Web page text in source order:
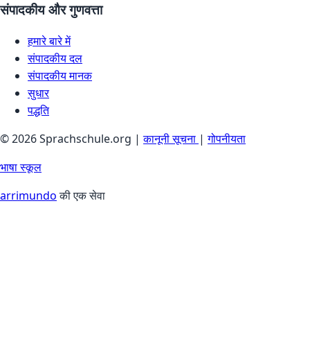
संपादकीय और गुणवत्ता
हमारे बारे में
संपादकीय दल
संपादकीय मानक
सुधार
पद्धति
© 2026 Sprachschule.org |कानूनी सूचना |गोपनीयता
भाषा स्कूल
arrimundoकी एक सेवा